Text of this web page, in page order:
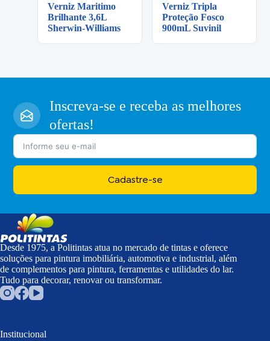
Verniz Maritimo
Brilhante 3,6L
Sherwin-Williams
Verniz Tripla
Proteção Fosco
900mL Suvinil
Inscreva-se e receba as melhores
ofertas!
Cadastre-se
Desde 1975, a Politintas atua no mercado de tintas e oferece
soluções para pintura imobiliária, automotiva e industrial, além
de complementos para pintura, ferramentas e utilidades do lar.
Tudo para decorar, renovar ou transformar.
Institucional